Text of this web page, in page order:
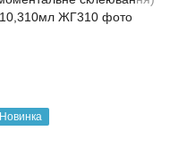
Новинка